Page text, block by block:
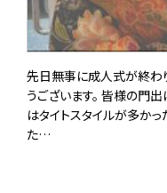
先日無事に成人式が終わ
うございます。 皆様の門
はタイトスタイルが多か
た…